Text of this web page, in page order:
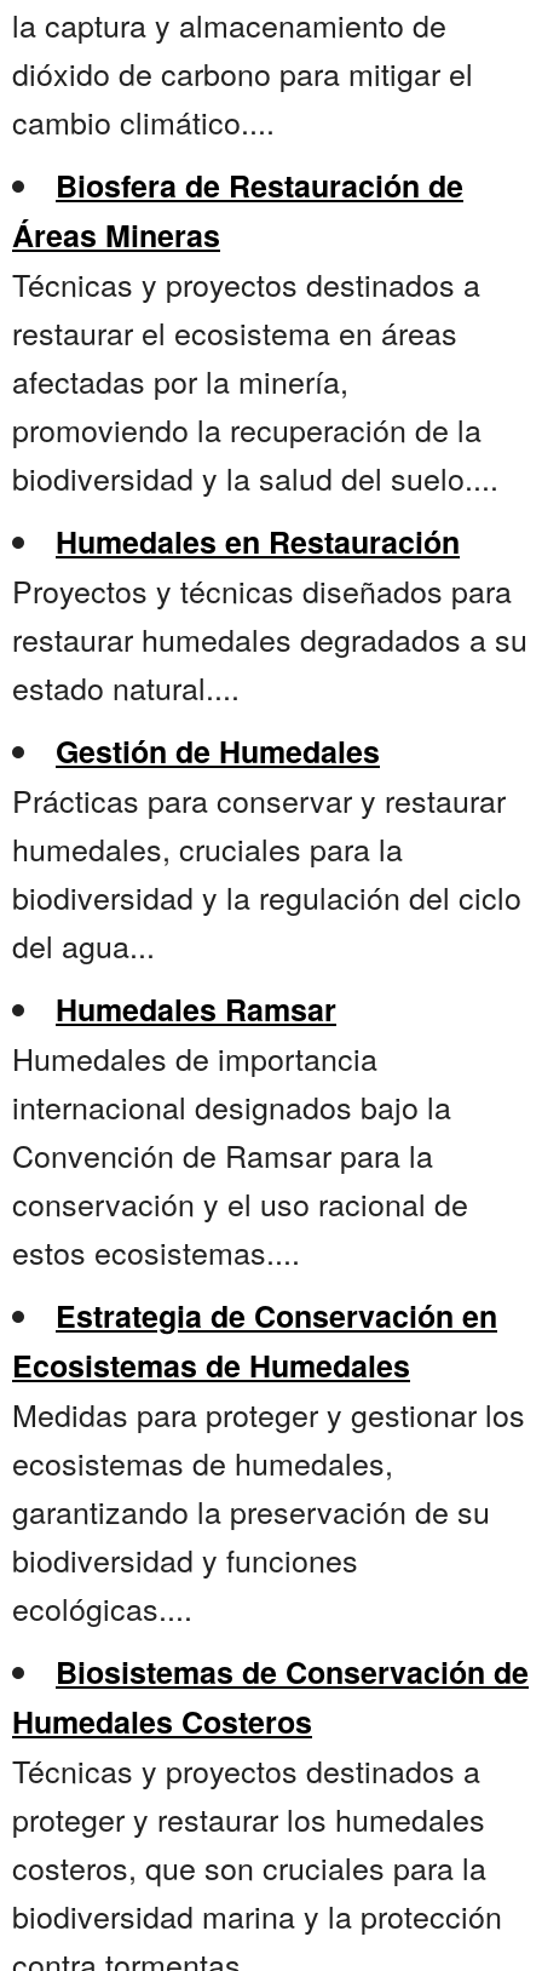
la captura y almacenamiento de
dióxido de carbono para mitigar el
cambio climático....
Biosfera de Restauración de
Áreas Mineras
Técnicas y proyectos destinados a
restaurar el ecosistema en áreas
afectadas por la minería,
promoviendo la recuperación de la
biodiversidad y la salud del suelo....
Humedales en Restauración
Proyectos y técnicas diseñados para
restaurar humedales degradados a su
estado natural....
Gestión de Humedales
Prácticas para conservar y restaurar
humedales, cruciales para la
biodiversidad y la regulación del ciclo
del agua...
Humedales Ramsar
Humedales de importancia
internacional designados bajo la
Convención de Ramsar para la
conservación y el uso racional de
estos ecosistemas....
Estrategia de Conservación en
Ecosistemas de Humedales
Medidas para proteger y gestionar los
ecosistemas de humedales,
garantizando la preservación de su
biodiversidad y funciones
ecológicas....
Biosistemas de Conservación de
Humedales Costeros
Técnicas y proyectos destinados a
proteger y restaurar los humedales
costeros, que son cruciales para la
biodiversidad marina y la protección